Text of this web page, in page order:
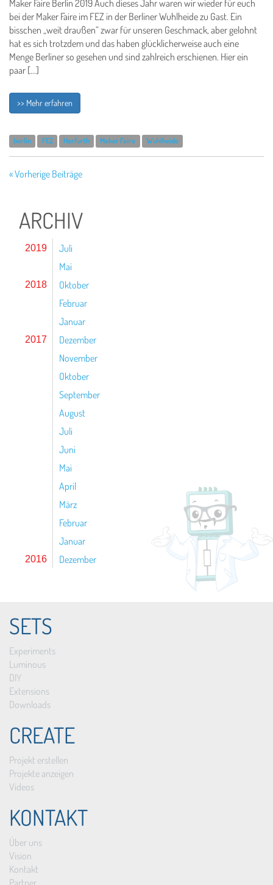
Maker Faire Berlin 2019 Auch dieses Jahr waren wir wieder für euch
bei der Maker Faire im FEZ in der Berliner Wuhlheide zu Gast. Ein
bisschen „weit draußen“ zwar für unseren Geschmack, aber gelohnt
hat es sich trotzdem und das haben glücklicherweise auch eine
Menge Berliner so gesehen und sind zahlreich erschienen. Hier ein
paar […]
>> Mehr erfahren
berlin FEZ Herfurth Maker Faire Wuhlheide
« Vorherige Beiträge
ARCHIV
2019
Juli
Mai
2018
Oktober
Februar
Januar
2017
Dezember
November
Oktober
September
August
Juli
Juni
Mai
April
März
Februar
Januar
2016 Dezember
SETS
Experiments
Luminous
DIY
Extensions
Downloads
CREATE
Projekt erstellen
Projekte anzeigen
Videos
KONTAKT
Über uns
Vision
Kontakt
Partner